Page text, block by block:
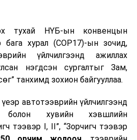
тоноглолыг хүчдэлээс бүрэн
нөхцөл байдлыг харгалзан
зохицуулан, хүлээцтэй
бүхнээс хүсье.
http://my.tog.mn
лавлагаа авах утас:
70047004
тухай НҮБ-ын конвенцын
хурал (COP17)-ын зочид,
үйлчилгээнд ажиллах
нэгдсэн сургалтыг Зам,
танхимд зохион байгууллаа.
автотээврийн үйлчилгээнд
болон хувийн хэвшлийн
тээвэр I, II”, “Зорчигч тээвэр